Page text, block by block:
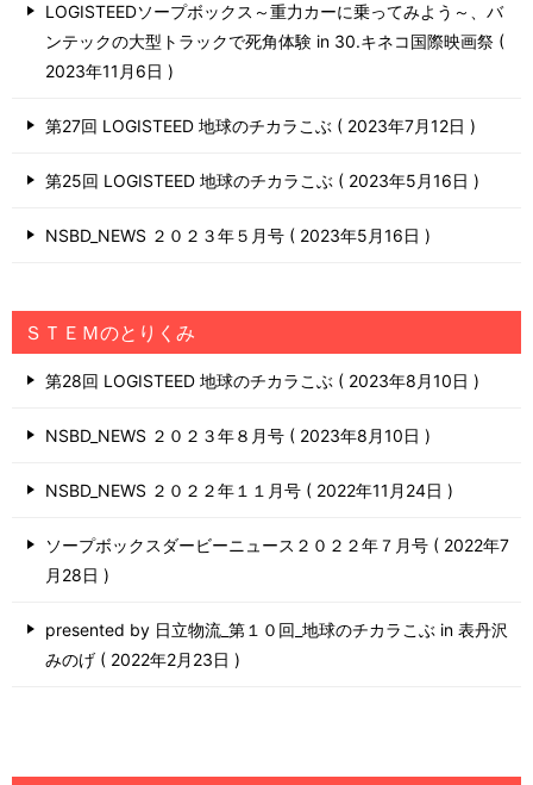
LOGISTEEDソープボックス～重力カーに乗ってみよう～、バ
ンテックの大型トラックで死角体験 in 30.キネコ国際映画祭
2023年11月6日
第27回 LOGISTEED 地球のチカラこぶ 2023年7月12日
第25回 LOGISTEED 地球のチカラこぶ 2023年5月16日
NSBD_NEWS ２０２３年５月号 2023年5月16日
ＳＴＥＭのとりくみ
第28回 LOGISTEED 地球のチカラこぶ 2023年8月10日
NSBD_NEWS ２０２３年８月号 2023年8月10日
NSBD_NEWS ２０２２年１１月号 2022年11月24日
ソープボックスダービーニュース２０２２年７月号
2022年7
月28日
presented by 日立物流_第１０回_地球のチカラこぶ in 表丹沢
みのげ
2022年2月23日